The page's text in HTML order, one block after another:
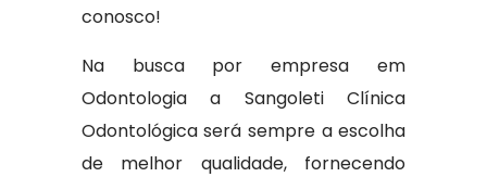
conosco!
Na busca por empresa em
Odontologia a Sangoleti Clínica
Odontológica será sempre a escolha
de melhor qualidade, fornecendo